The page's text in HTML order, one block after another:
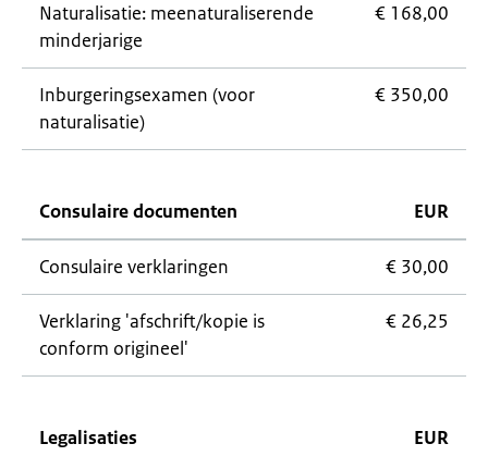
Naturalisatie: meenaturaliserende
minderjarige
€ 168,00
Inburgeringsexamen (voor
naturalisatie)
€ 350,00
Consulaire documenten EUR
Consulaire verklaringen € 30,00
Verklaring 'afschrift/kopie is
conform origineel'
€ 26,25
Legalisaties EUR